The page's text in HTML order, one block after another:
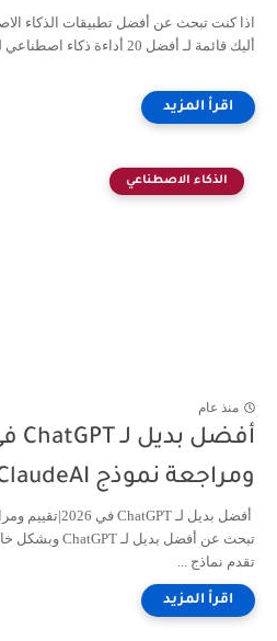
اذا كنت تبحث عن أفضل تطبيقات الذكاء
أليك قائمة لـ أفضل 20 أداءة ذكاء اصطناعي للصور بناء علي تجربتنا...
الذكاء الاصطناعي
منذ عام
ومراجعة نموذج ClaudeAI
تقدم نماذج ...